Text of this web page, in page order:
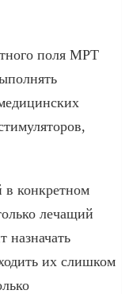
поля МРТ
в конкретном
лечащий
назначать
их слишком